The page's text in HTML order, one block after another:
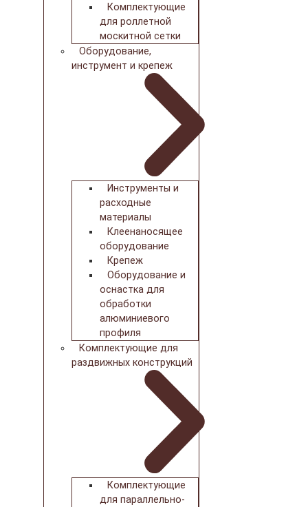
Комплектующие
для роллетной
москитной сетки
Оборудование,
инструмент и крепеж
Инструменты и
расходные
материалы
Клеенаносящее
оборудование
Крепеж
Оборудование и
оснастка для
обработки
алюминиевого
профиля
Комплектующие для
раздвижных конструкций
Комплектующие
для параллельно-